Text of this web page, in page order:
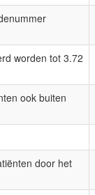
worden tot 3.72
ook buiten
door het